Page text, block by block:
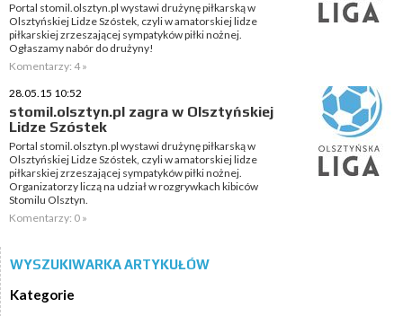
Portal stomil.olsztyn.pl wystawi drużynę piłkarską w
Olsztyńskiej Lidze Szóstek, czyli w amatorskiej lidze
piłkarskiej zrzeszającej sympatyków piłki nożnej.
Ogłaszamy nabór do drużyny!
Komentarzy: 4 »
28.05.15 10:52
stomil.olsztyn.pl zagra w Olsztyńskiej
Lidze Szóstek
Portal stomil.olsztyn.pl wystawi drużynę piłkarską w
Olsztyńskiej Lidze Szóstek, czyli w amatorskiej lidze
piłkarskiej zrzeszającej sympatyków piłki nożnej.
Organizatorzy liczą na udział w rozgrywkach kibiców
Stomilu Olsztyn.
Komentarzy: 0 »
WYSZUKIWARKA ARTYKUŁÓW
Kategorie